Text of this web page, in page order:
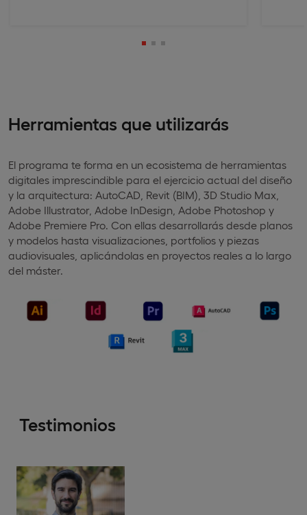
Herramientas que utilizarás
El programa te forma en un ecosistema de herramientas
digitales imprescindible para el ejercicio actual del diseño
y la arquitectura: AutoCAD, Revit (BIM), 3D Studio Max,
Adobe Illustrator, Adobe InDesign, Adobe Photoshop y
Adobe Premiere Pro. Con ellas desarrollarás desde planos
y modelos hasta visualizaciones, portfolios y piezas
audiovisuales, aplicándolas en proyectos reales a lo largo
del máster.
Testimonios